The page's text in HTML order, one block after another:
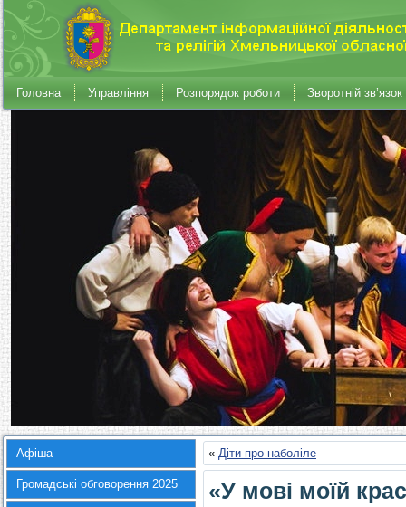
Головна Управління Розпорядок роботи Зворотній зв’язок
Афіша
Громадські обговорення 2025
« Діти про наболіле
«У мові моїй